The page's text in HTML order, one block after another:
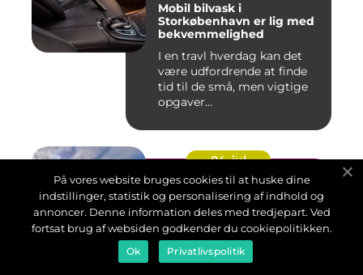
Mobil bilvask i
Storkøbenhavn er lig med
bekvemmelighed
I en travl hverdag kan det
være udfordrende at finde
tid til de små, men vigtige
opgaver...
04. jul
Bilforhandler på Lolland:
Find din næste drømmebil
At købe en bil er en stor
beslutning for mange. Når
det handler om at finde en
På vores website bruges cookies til at huske dine
indstillinger, statistik og personalisering af indhold og
annoncer. Denne information deles med tredjepart. Ved
fortsat brug af websiden godkender du cookiepolitikken.
Ok Privatlivspolitik